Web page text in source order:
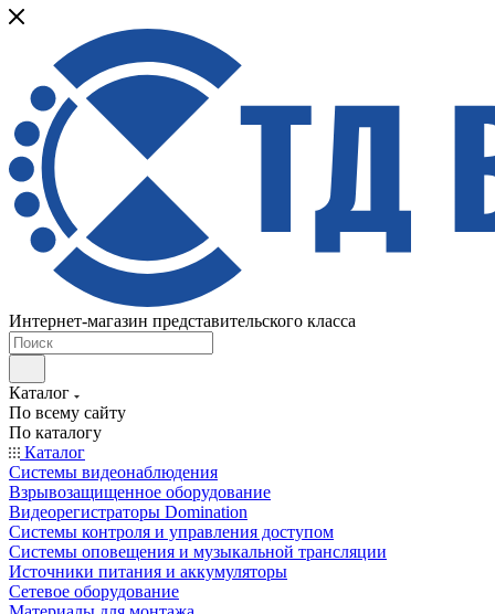
Интернет-магазин представительского класса
Каталог
По всему сайту
По каталогу
Каталог
Системы видеонаблюдения
Взрывозащищенное оборудование
Видеорегистраторы Domination
Системы контроля и управления доступом
Системы оповещения и музыкальной трансляции
Источники питания и аккумуляторы
Сетевое оборудование